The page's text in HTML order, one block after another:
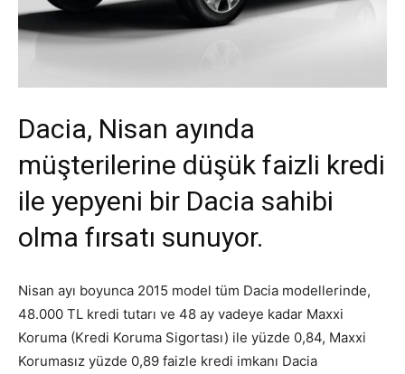
Dacia, Nisan ayında
müşterilerine düşük faizli kredi
ile yepyeni bir Dacia sahibi
olma fırsatı sunuyor.
Nisan ayı boyunca 2015 model tüm Dacia modellerinde,
48.000 TL kredi tutarı ve 48 ay vadeye kadar Maxxi
Koruma (Kredi Koruma Sigortası) ile yüzde 0,84, Maxxi
Korumasız yüzde 0,89 faizle kredi imkanı Dacia